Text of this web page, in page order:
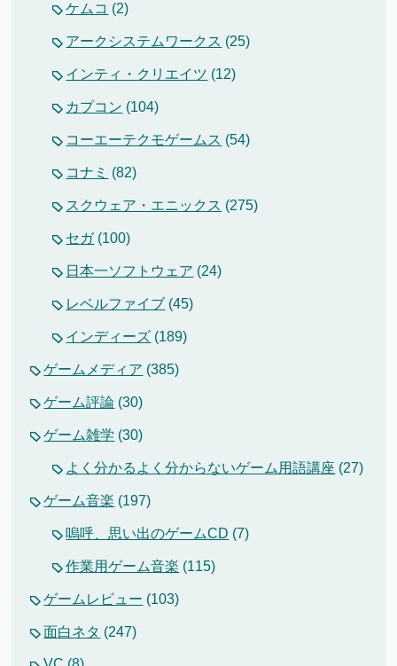
ケムコ (2)
アークシステムワークス (25)
インティ・クリエイツ (12)
カプコン (104)
コーエーテクモゲームス (54)
コナミ (82)
スクウェア・エニックス (275)
セガ(100)
日本一ソフトウェア (24)
レベルファイブ (45)
インディーズ (189)
ゲームメディア (385)
ゲーム評論 (30)
ゲーム雑学 (30)
よく分かるよく分からないゲーム用語講座 (27)
ゲーム音楽 (197)
嗚呼、思い出のゲームCD (7)
作業用ゲーム音楽 (115)
ゲームレビュー (103)
面白ネタ (247)